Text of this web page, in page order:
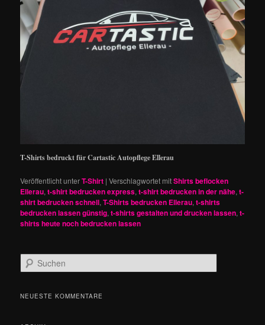
T-Shirts bedruckt für Cartastic Autopflege Ellerau
Veröffentlicht unterT-Shirt |Verschlagwortet mitShirts beflocken
Ellerau,t-shirt bedrucken express,t-shirt bedrucken in der nähe,t-
shirt bedrucken schnell,T-Shirts bedrucken Ellerau,t-shirts
bedrucken lassen günstig,t-shirts gestalten und drucken lassen,t-
shirts heute noch bedrucken lassen
u
h
NEUESTE KOMMENTARE